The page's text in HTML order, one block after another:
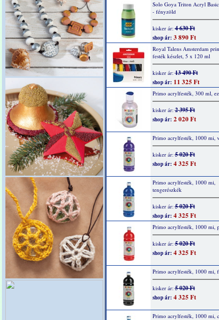
Solo Goya Triton Acryl
- fényzöld
kisker ár:4 630 Ft
shop ár: 3 890 Ft
Royal Talens Amsterdam
festék készlet, 5 x 120 ml
kisker ár:13 490 Ft
shop ár: 11 325 Ft
Primo acrylfesték, 300 ml,
kisker ár:2 395 Ft
shop ár: 2 020 Ft
Primo acrylfesték, 1000 mi,
kisker ár:5 020 Ft
shop ár: 4 325 Ft
Primo acrylfesték, 1000 mi,
tengerészkék
kisker ár:5 020 Ft
shop ár: 4 325 Ft
Primo acrylfesték, 1000 mi,
kisker ár:5 020 Ft
shop ár: 4 325 Ft
Primo acrylfesték, 1000 mi,
kisker ár:5 020 Ft
shop ár: 4 325 Ft
Primo acrylfesték, 1000 mi,